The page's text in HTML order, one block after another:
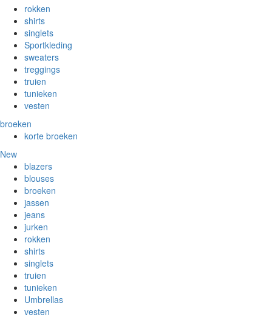
rokken
shirts
singlets
Sportkleding
sweaters
treggings
truien
tunieken
vesten
broeken
korte broeken
New
blazers
blouses
broeken
jassen
jeans
jurken
rokken
shirts
singlets
truien
tunieken
Umbrellas
vesten